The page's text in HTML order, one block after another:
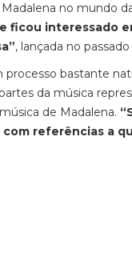
no mundo
ficou interessado
, lançada no
processo bastante
da música
de Madalena.
referências a